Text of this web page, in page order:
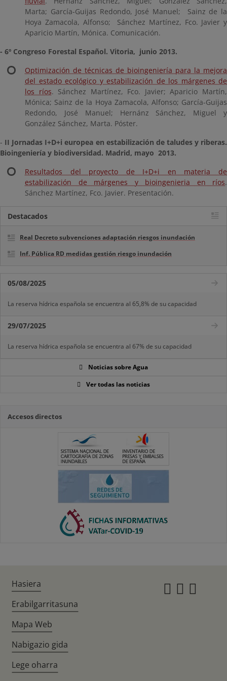
Marta; García-Guijas Redondo, José Manuel; Sainz de la
Hoya Zamacola, Alfonso; Sánchez Martínez, Fco. Javier y
Aparicio Martín, Mónica. Comunicación.
- 6º Congreso Forestal Español. Vitoria, junio 2013.
Optimización de técnicas de bioingeniería para la mejora
del estado ecológico y estabilización de los márgenes de
los ríos. Sánchez Martínez, Fco. Javier; Aparicio Martín,
Mónica; Sainz de la Hoya Zamacola, Alfonso; García-Guijas
Redondo, José Manuel; Hernánz Sánchez, Miguel y
González Sánchez, Marta. Póster.
- II Jornadas I+D+i europea en estabilización de taludes y riberas.
Bioingeniería y biodiversidad. Madrid, mayo 2013.
Resultados del proyecto de I+D+i en materia de
estabilización de márgenes y bioingenieria en ríos.
Sánchez Martínez, Fco. Javier. Presentación.
Destacados
Real Decreto subvenciones adaptación riesgos inundación
Inf. Pública RD medidas gestión riesgo inundación
05/08/2025
La reserva hídrica española se encuentra al 65,8% de su capacidad
29/07/2025
La reserva hídrica española se encuentra al 67% de su capacidad
Noticias sobre Agua
Ver todas las noticias
Accesos directos
Hasiera
Erabilgarritasuna
Mapa Web
Nabigazio gida
Lege oharra